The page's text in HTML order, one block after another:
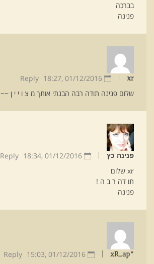
בברכה
פנינה
xr
01/12/2016 ,
18:27
Reply
שלום פנינה תודה רבה הבנתי אותך מ צ ו י י ן ~~
פנינה כץ 01/12/2016 ,
18:34
Reply
xr שלום
תו דה ר ב ה !
פנינה
*xR_ap
01/12/2016 ,
15:03
Reply